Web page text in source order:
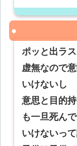
ポッと出ラ
虚無なので
いけないし
意思と目的
も一旦死ん
いけないっ